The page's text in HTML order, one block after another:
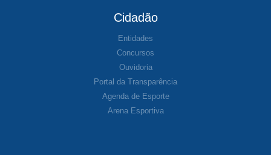
Cidadão
Entidades
Concursos
Ouvidoria
Portal da Transparência
Agenda de Esporte
Arena Esportiva